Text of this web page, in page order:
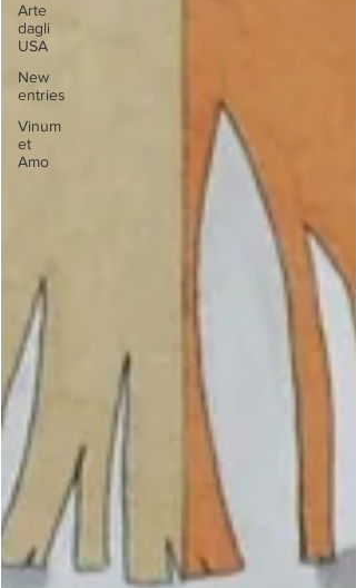
Arte
dagli
USA
New
entries
Vinum
et
Amo